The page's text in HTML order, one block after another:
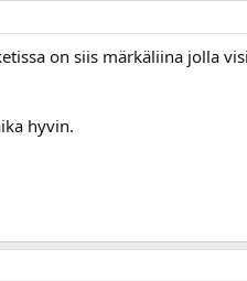
on siis märkäliina jolla
hyvin.